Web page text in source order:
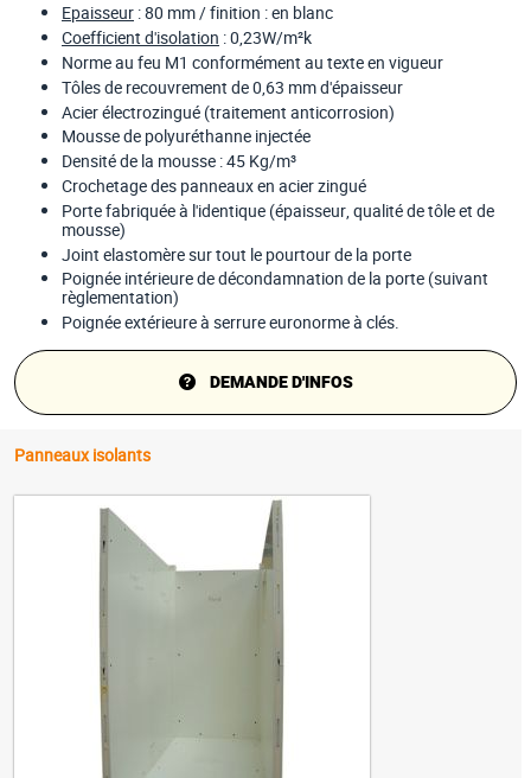
Epaisseur : 80 mm / finition : en blanc
Coefficient d'isolation : 0,23W/m²k
Norme au feu M1 conformément au texte en vigueur
Tôles de recouvrement de 0,63 mm d'épaisseur
Acier électrozingué (traitement anticorrosion)
Mousse de polyuréthanne injectée
Densité de la mousse : 45 Kg/m³
Crochetage des panneaux en acier zingué
Porte fabriquée à l'identique (épaisseur, qualité de tôle et de
mousse)
Joint elastomère sur tout le pourtour de la porte
Poignée intérieure de décondamnation de la porte (suivant
règlementation)
Poignée extérieure à serrure euronorme à clés.
DEMANDE D'INFOS
Panneaux isolants